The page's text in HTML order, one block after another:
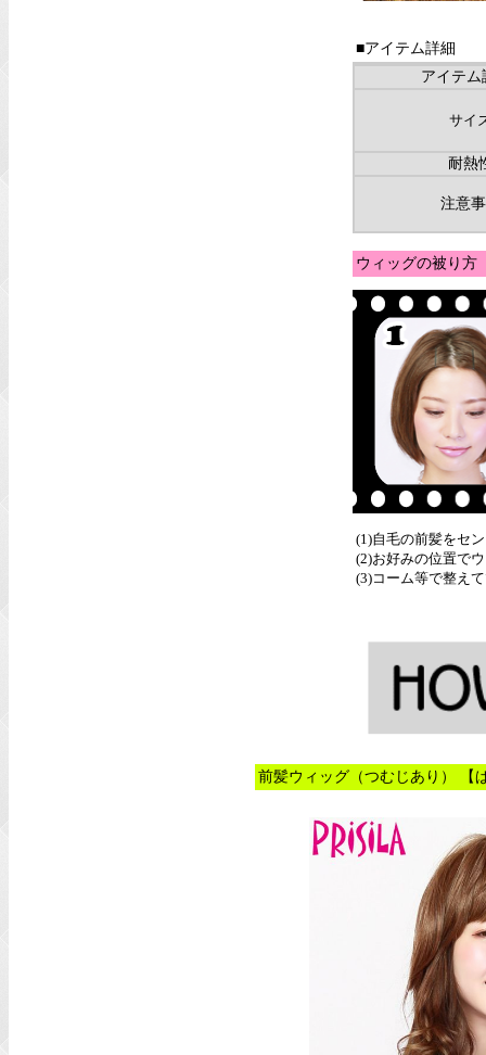
■アイテム詳細
アイテ
サイ
耐熱
注意
ウィッグの被り方
(1)自毛の前髪をセ
(2)お好みの位置で
(3)コーム等で整え
前髪ウィッグ（つむじあり） 【